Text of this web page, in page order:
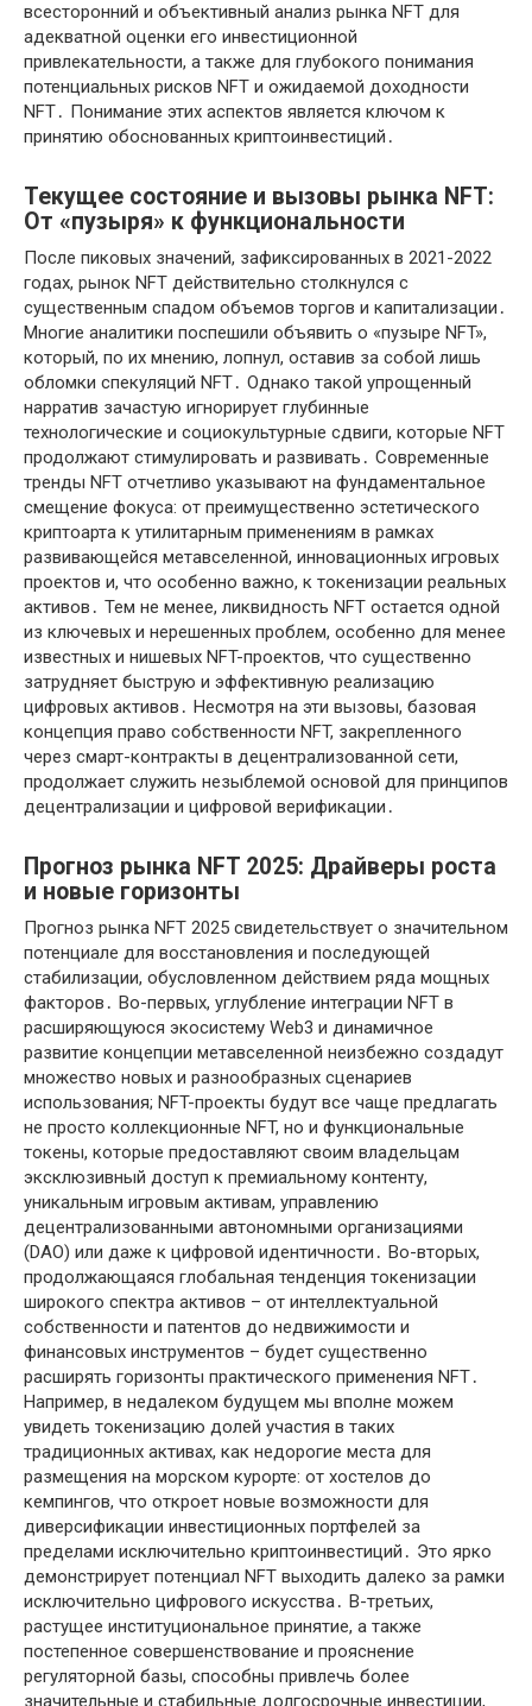
всесторонний и объективный анализ рынка NFT для
адекватной оценки его инвестиционной
привлекательности, а также для глубокого понимания
потенциальных рисков NFT и ожидаемой доходности
NFT․ Понимание этих аспектов является ключом к
принятию обоснованных криптоинвестиций․
Текущее состояние и вызовы рынка NFT:
От «пузыря» к функциональности
После пиковых значений, зафиксированных в 2021-2022
годах, рынок NFT действительно столкнулся с
существенным спадом объемов торгов и капитализации․
Многие аналитики поспешили объявить о «пузыре NFT»,
который, по их мнению, лопнул, оставив за собой лишь
обломки спекуляций NFT․ Однако такой упрощенный
нарратив зачастую игнорирует глубинные
технологические и социокультурные сдвиги, которые NFT
продолжают стимулировать и развивать․ Современные
тренды NFT отчетливо указывают на фундаментальное
смещение фокуса: от преимущественно эстетического
криптоарта к утилитарным применениям в рамках
развивающейся метавселенной, инновационных игровых
проектов и, что особенно важно, к токенизации реальных
активов․ Тем не менее, ликвидность NFT остается одной
из ключевых и нерешенных проблем, особенно для менее
известных и нишевых NFT-проектов, что существенно
затрудняет быструю и эффективную реализацию
цифровых активов․ Несмотря на эти вызовы, базовая
концепция право собственности NFT, закрепленного
через смарт-контракты в децентрализованной сети,
продолжает служить незыблемой основой для принципов
децентрализации и цифровой верификации․
Прогноз рынка NFT 2025: Драйверы роста
и новые горизонты
Прогноз рынка NFT 2025 свидетельствует о значительном
потенциале для восстановления и последующей
стабилизации, обусловленном действием ряда мощных
факторов․ Во-первых, углубление интеграции NFT в
расширяющуюся экосистему Web3 и динамичное
развитие концепции метавселенной неизбежно создадут
множество новых и разнообразных сценариев
использования; NFT-проекты будут все чаще предлагать
не просто коллекционные NFT, но и функциональные
токены, которые предоставляют своим владельцам
эксклюзивный доступ к премиальному контенту,
уникальным игровым активам, управлению
децентрализованными автономными организациями
(DAO) или даже к цифровой идентичности․ Во-вторых,
продолжающаяся глобальная тенденция токенизации
широкого спектра активов – от интеллектуальной
собственности и патентов до недвижимости и
финансовых инструментов – будет существенно
расширять горизонты практического применения NFT․
Например, в недалеком будущем мы вполне можем
увидеть токенизацию долей участия в таких
традиционных активах, как недорогие места для
размещения на морском курорте: от хостелов до
кемпингов, что откроет новые возможности для
диверсификации инвестиционных портфелей за
пределами исключительно криптоинвестиций․ Это ярко
демонстрирует потенциал NFT выходить далеко за рамки
исключительно цифрового искусства․ В-третьих,
растущее институциональное принятие, а также
постепенное совершенствование и прояснение
регуляторной базы, способны привлечь более
значительные и стабильные долгосрочные инвестиции,